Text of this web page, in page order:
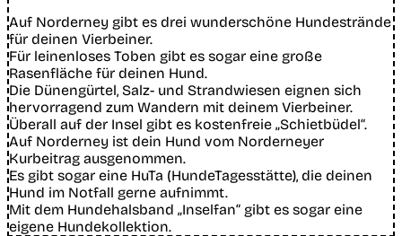
Auf Norderney gibt es drei wunderschöne Hundestrände
für deinen Vierbeiner.
Für leinenloses Toben gibt es sogar eine große
Rasenfläche für deinen Hund.
Die Dünengürtel, Salz- und Strandwiesen eignen sich
hervorragend zum Wandern mit deinem Vierbeiner.
Überall auf der Insel gibt es kostenfreie „Schietbüdel“.
Auf Norderney ist dein Hund vom Norderneyer
Kurbeitrag ausgenommen.
Es gibt sogar eine HuTa (HundeTagesstätte), die deinen
Hund im Notfall gerne aufnimmt.
Mit dem Hundehalsband „Inselfan“ gibt es sogar eine
eigene Hundekollektion.